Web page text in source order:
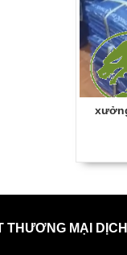
THƯƠNG MẠI DỊCH